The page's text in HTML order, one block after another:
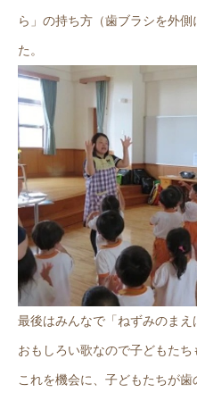
ら」の持ち方（歯ブラシを外
た。
最後はみんなで「ねずみのまえ
おもしろい歌なので子どもた
これを機会に、子どもたちが